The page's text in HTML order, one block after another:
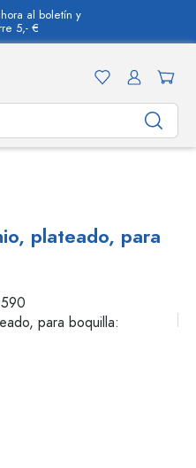
al boletín y
5,- €
plateado, para